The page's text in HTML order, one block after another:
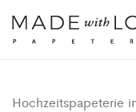
Hochzeitspapeterie